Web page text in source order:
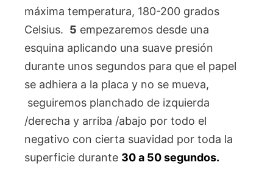
máxima temperatura, 180-200 grados
Celsius. 5 empezaremos desde una
esquina aplicando una suave presión
durante unos segundos para que el papel
se adhiera a la placa y no se mueva,
seguiremos planchado de izquierda
/derecha y arriba /abajo por todo el
negativo con cierta suavidad por toda la
superficie durante 30 a 50 segundos.